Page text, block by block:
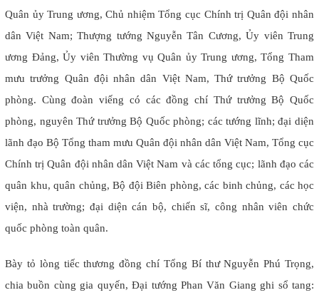
Quân ủy Trung ương, Chủ nhiệm Tổng cục Chính trị Quân đội nhân
dân Việt Nam; Thượng tướng Nguyễn Tân Cương, Ủy viên Trung
ương Đảng, Ủy viên Thường vụ Quân ủy Trung ương, Tổng Tham
mưu trưởng Quân đội nhân dân Việt Nam, Thứ trưởng Bộ Quốc
phòng. Cùng đoàn viếng có các đồng chí Thứ trưởng Bộ Quốc
phòng, nguyên Thứ trưởng Bộ Quốc phòng; các tướng lĩnh; đại diện
lãnh đạo Bộ Tổng tham mưu Quân đội nhân dân Việt Nam, Tổng cục
Chính trị Quân đội nhân dân Việt Nam và các tổng cục; lãnh đạo các
quân khu, quân chủng, Bộ đội Biên phòng, các binh chủng, các học
viện, nhà trường; đại diện cán bộ, chiến sĩ, công nhân viên chức
quốc phòng toàn quân.
Bày tỏ lòng tiếc thương đồng chí Tổng Bí thư Nguyễn Phú Trọng,
chia buồn cùng gia quyến, Đại tướng Phan Văn Giang ghi sổ tang: